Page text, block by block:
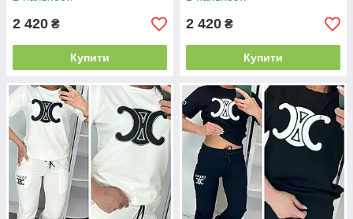
2 420 ₴
Купити
2 420 ₴
Купити